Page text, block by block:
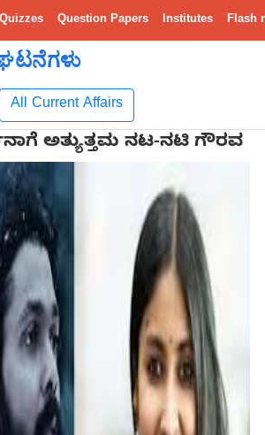
Quizzes Question Papers Institutes Flash
All Current Affairs
ಅತ್ಯುತ್ತಮ ನಟ-ನಟಿ ಗೌರವ